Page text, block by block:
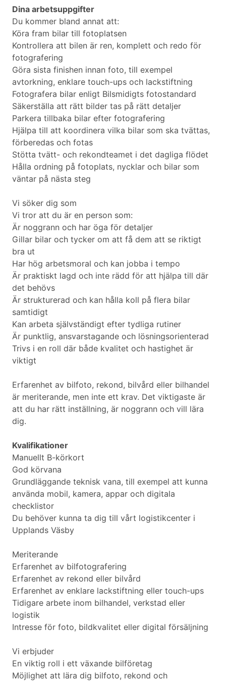
Dina arbetsuppgifter
Du kommer bland annat att:
Köra fram bilar till fotoplatsen
Kontrollera att bilen är ren, komplett och redo för
fotografering
Göra sista finishen innan foto, till exempel
avtorkning, enklare touch-ups och lackstiftning
Fotografera bilar enligt Bilsmidigts fotostandard
Säkerställa att rätt bilder tas på rätt detaljer
Parkera tillbaka bilar efter fotografering
Hjälpa till att koordinera vilka bilar som ska tvättas,
förberedas och fotas
Stötta tvätt- och rekondteamet i det dagliga flödet
Hålla ordning på fotoplats, nycklar och bilar som
väntar på nästa steg
Vi söker dig som
Vi tror att du är en person som:
Är noggrann och har öga för detaljer
Gillar bilar och tycker om att få dem att se riktigt
bra ut
Har hög arbetsmoral och kan jobba i tempo
Är praktiskt lagd och inte rädd för att hjälpa till där
det behövs
Är strukturerad och kan hålla koll på flera bilar
samtidigt
Kan arbeta självständigt efter tydliga rutiner
Är punktlig, ansvarstagande och lösningsorienterad
Trivs i en roll där både kvalitet och hastighet är
viktigt
Erfarenhet av bilfoto, rekond, bilvård eller bilhandel
är meriterande, men inte ett krav. Det viktigaste är
att du har rätt inställning, är noggrann och vill lära
dig.
Kvalifikationer
Manuellt B-körkort
God körvana
Grundläggande teknisk vana, till exempel att kunna
använda mobil, kamera, appar och digitala
checklistor
Du behöver kunna ta dig till vårt logistikcenter i
Upplands Väsby
Meriterande
Erfarenhet av bilfotografering
Erfarenhet av rekond eller bilvård
Erfarenhet av enklare lackstiftning eller touch-ups
Tidigare arbete inom bilhandel, verkstad eller
logistik
Intresse för foto, bildkvalitet eller digital försäljning
Vi erbjuder
En viktig roll i ett växande bilföretag
Möjlighet att lära dig bilfoto, rekond och